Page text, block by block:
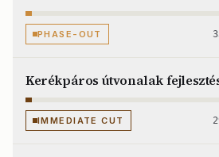
PHASE-OUT
Kerékpáros útvonalak
IMMEDIATE CUT